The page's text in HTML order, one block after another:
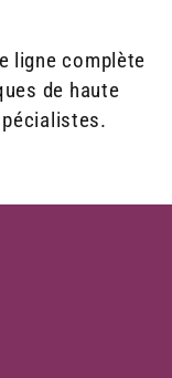
ligne complète
de haute